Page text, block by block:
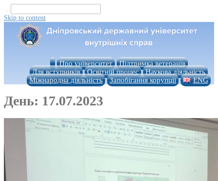
...
Skip to content
Про університет
Підтримка ветеранів
Для вступників
Освітній процес
Наукова діяльність
Міжнародна діяльність
Запобігання корупції ENG
День: 17.07.2023